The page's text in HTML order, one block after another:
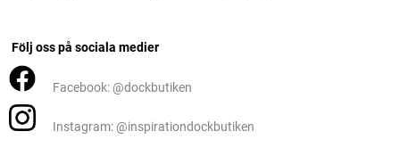
Följ oss på sociala medier
Facebook: @dockbutiken
Instagram: @inspirationdockbutiken